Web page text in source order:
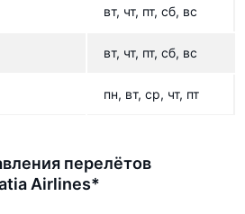
вт, чт, пт, сб, вс
вт, чт, пт, сб, вс
пн, вт, ср, чт, пт
перелётов
Airlines*